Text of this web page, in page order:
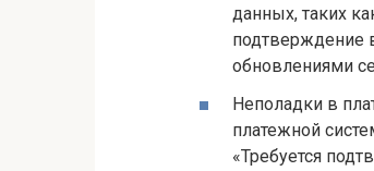
данных, таких
подтверждение
обновлениями
Неполадки в
платежной
«Требуется